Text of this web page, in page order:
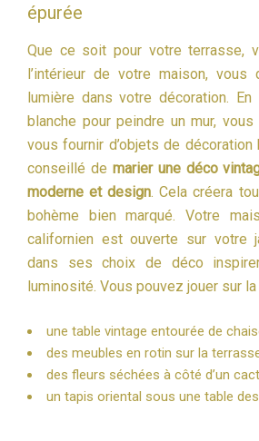
épurée
Que ce soit pour votre terrasse,
l’intérieur de votre maison,
lumière dans votre décoration.
blanche pour peindre un mur,
vous fournir d’objets de
conseillé de marier une déco
moderne et design. Cela créera
bohème bien marqué. Votre
californien est ouverte sur votre
dans ses choix de déco
luminosité. Vous pouvez jouer sur
une table vintage entourée de
des meubles en rotin sur la
des fleurs séchées à côté d’un
un tapis oriental sous une table